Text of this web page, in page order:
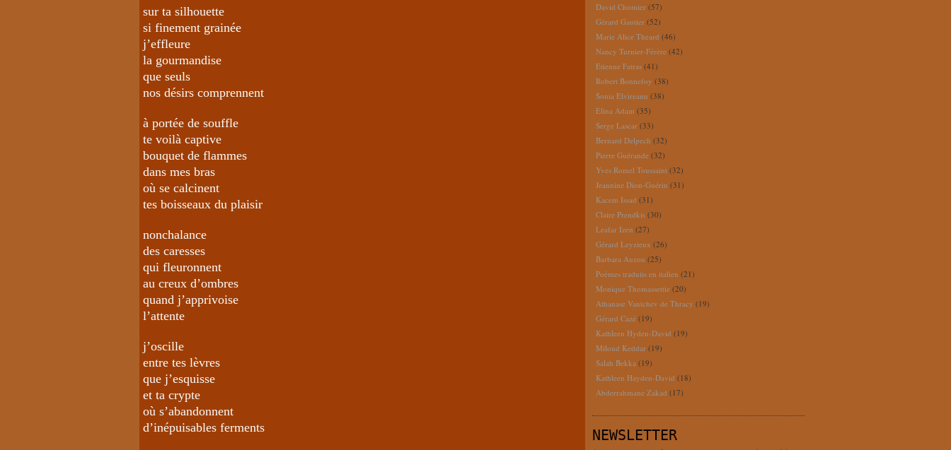
sur ta silhouette
si finement grainée
j’effleure
la gourmandise
que seuls
nos désirs comprennent
à portée de souffle
te voilà captive
bouquet de flammes
dans mes bras
où se calcinent
tes boisseaux du plaisir
nonchalance
des caresses
qui fleuronnent
au creux d’ombres
quand j’apprivoise
l’attente
j’oscille
entre tes lèvres
que j’esquisse
et ta crypte
où s’abandonnent
d’inépuisables ferments
David Chomier (57)
Gérard Gautier (52)
Marie Alice Theard (46)
Nancy Turnier-Férère (42)
Etienne Fatras (41)
Robert Bonnefoy (38)
Sonia Elvireanu (38)
Elina Adam (35)
Serge Lascar (33)
Bernard Delpech (32)
Pierre Guérande (32)
Yves Romel Toussaint (32)
Jeannine Dion-Guérin (31)
Kacem Issad (31)
Claire Prendkis (30)
Leafar Izen (27)
Gérard Leyzieux (26)
Barbara Auzou (25)
Poèmes traduits en italien (21)
Monique Thomassettie (20)
Athanase Vantchev de Thracy (19)
Gérard Cazé (19)
Kathleen Hyden-David (19)
Miloud Keddar (19)
Salah Bekka (19)
Kathleen Hayden-David (18)
Abderrahmane Zakad (17)
NEWSLETTER